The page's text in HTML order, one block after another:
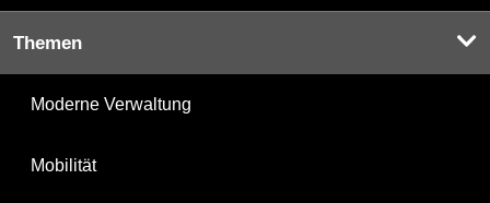
Themen
Moderne Verwaltung
Mobilität